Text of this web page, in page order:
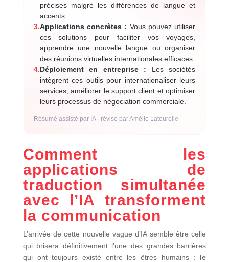
précises malgré les différences de langue et
accents.
3.Applications concrètes : Vous pouvez utiliser
ces solutions pour faciliter vos voyages,
apprendre une nouvelle langue ou organiser
des réunions virtuelles internationales efficaces.
4.Déploiement en entreprise : Les sociétés
intègrent ces outils pour internationaliser leurs
services, améliorer le support client et optimiser
leurs processus de négociation commerciale.
Résumé assisté par IA · révisé par Amélie Latourelle
Comment les
applications de
traduction simultanée
avec l’IA transforment
la communication
L’arrivée de cette nouvelle vague d’IA semble être celle
qui brisera définitivement l’une des grandes barrières
qui ont toujours existé entre les êtres humains : le